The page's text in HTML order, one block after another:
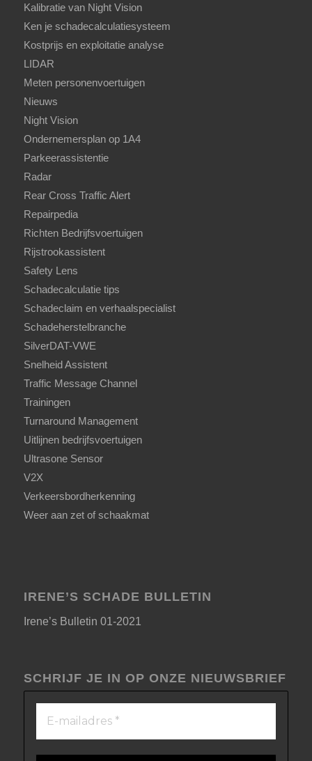
Kalibratie van Night Vision
Ken je schadecalculatiesysteem
Kostprijs en exploitatie analyse
LIDAR
Meten personenvoertuigen
Nieuws
Night Vision
Ondernemersplan op 1A4
Parkeerassistentie
Radar
Rear Cross Traffic Alert
Repairpedia
Richten Bedrijfsvoertuigen
Rijstrookassistent
Safety Lens
Schadecalculatie tips
Schadeclaim en verhaalspecialist
Schadeherstelbranche
SilverDAT-VWE
Snelheid Assistent
Traffic Message Channel
Trainingen
Turnaround Management
Uitlijnen bedrijfsvoertuigen
Ultrasone Sensor
V2X
Verkeersbordherkenning
Weer aan zet of schaakmat
IRENE’S SCHADE BULLETIN
Irene’s Bulletin 01-2021
SCHRIJF JE IN OP ONZE NIEUWSBRIEF